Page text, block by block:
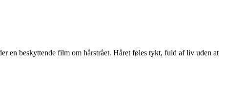
en beskyttende film om hårstrået. Håret føles tykt, fuld af liv uden at